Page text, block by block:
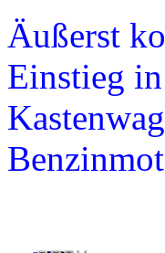
Äußerst
Einstieg